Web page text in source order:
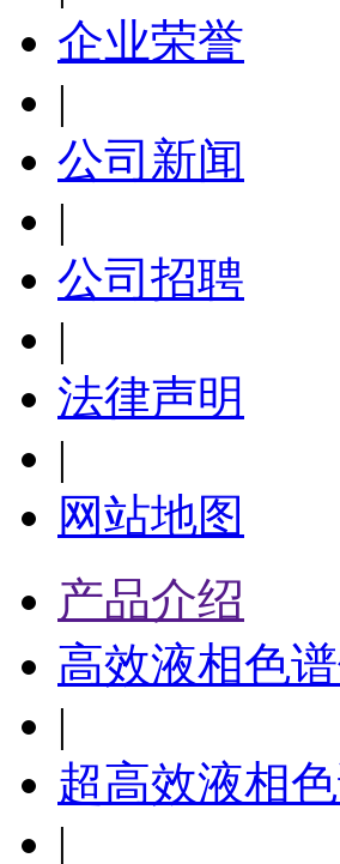
企业荣誉
|
公司新闻
|
公司招聘
|
法律声明
|
网站地图
产品介绍
高效液相色
|
超高效液相
|